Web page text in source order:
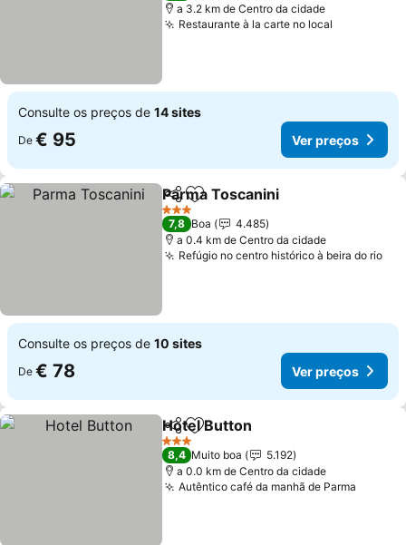
a 3.2 km de Centro da cidade
Restaurante à la carte no local
Consulte os preços de 14 sites
De € 95 Ver preços
PartilharAdicionar aos favoritos
Parma Toscanini
3 Estrelas
7,8 Boa
4.485
a 0.4 km de Centro da cidade
Refúgio no centro histórico à beira do rio
Consulte os preços de 10 sites
De € 78 Ver preços
PartilharAdicionar aos favoritos
Hotel Button
3 Estrelas
8,4 Muito boa
5.192
a 0.0 km de Centro da cidade
Autêntico café da manhã de Parma